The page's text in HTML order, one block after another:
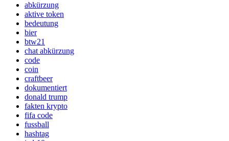
abkürzung
aktive token
bedeutung
bier
btw21
chat abkürzung
code
coin
craftbeer
dokumentiert
donald trump
fakten krypto
fifa code
fussball
hashtag